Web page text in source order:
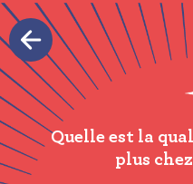
Quelle est la
plus